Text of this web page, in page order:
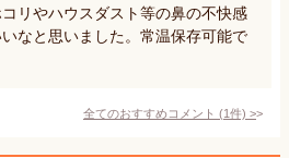
リやハウスダスト等の鼻の不快感
なと思いました。常温保存可能で
全てのおすすめコメント (1件) >